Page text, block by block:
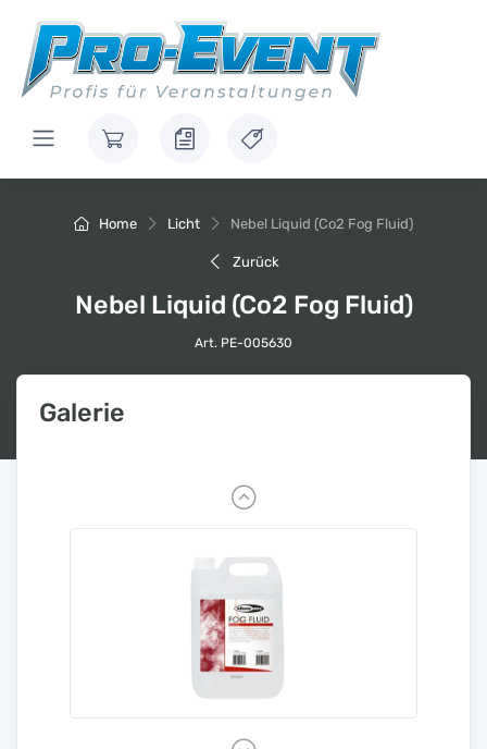
Home Licht Nebel Liquid (Co2 Fog Fluid)
Zurück
Nebel Liquid (Co2 Fog Fluid)
Art. PE-005630
Galerie
P
r
e
i
o
u